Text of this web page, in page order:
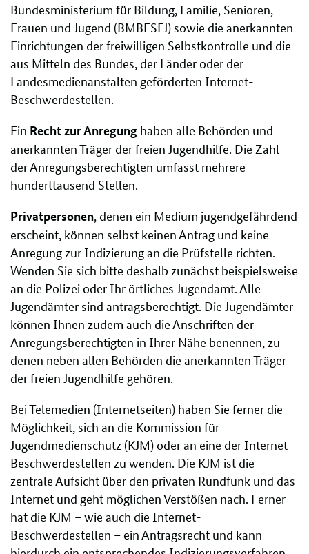
Bundesministerium für Bildung, Familie, Senioren,
Frauen und Jugend (BMBFSFJ) sowie die anerkannten
Einrichtungen der freiwilligen Selbstkontrolle und die
aus Mitteln des Bundes, der Länder oder der
Landesmedienanstalten geförderten Internet-
Beschwerdestellen.
Ein Recht zur Anregung haben alle Behörden und
anerkannten Träger der freien Jugendhilfe. Die Zahl
der Anregungsberechtigten umfasst mehrere
hunderttausend Stellen.
Privatpersonen, denen ein Medium jugendgefährdend
erscheint, können selbst keinen Antrag und keine
Anregung zur Indizierung an die Prüfstelle richten.
Wenden Sie sich bitte deshalb zunächst beispielsweise
an die Polizei oder Ihr örtliches Jugendamt. Alle
Jugendämter sind antragsberechtigt. Die Jugendämter
können Ihnen zudem auch die Anschriften der
Anregungsberechtigten in Ihrer Nähe benennen, zu
denen neben allen Behörden die anerkannten Träger
der freien Jugendhilfe gehören.
Bei Telemedien (Internetseiten) haben Sie ferner die
Möglichkeit, sich an die Kommission für
Jugendmedienschutz (KJM) oder an eine der Internet-
Beschwerdestellen zu wenden. Die KJM ist die
zentrale Aufsicht über den privaten Rundfunk und das
Internet und geht möglichen Verstößen nach. Ferner
hat die KJM – wie auch die Internet-
Beschwerdestellen – ein Antragsrecht und kann